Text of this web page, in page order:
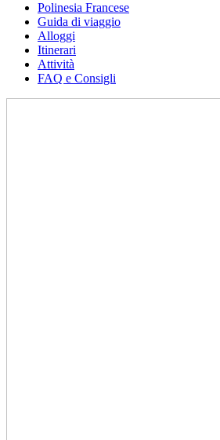
Polinesia Francese
Guida di viaggio
Alloggi
Itinerari
Attività
FAQ e Consigli